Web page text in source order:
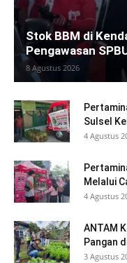
Stok BBM di
Pengawasan
8 Agustus 2026
Sulsel
4 Agustus
Melalui
4 Agustus
ANTAM
Pangan
3 Agustus